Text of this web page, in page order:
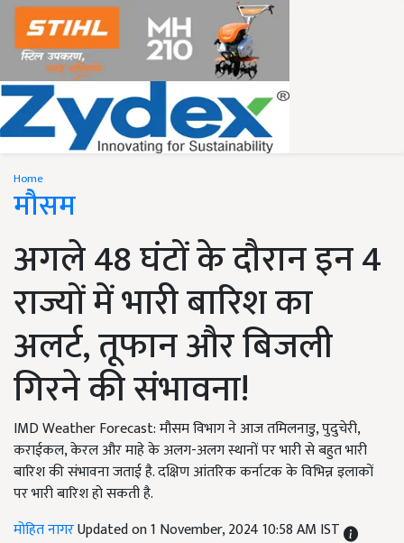
Home
मौसम
अगले 48 घंटों के दौरान इन 4
राज्यों में भारी बारिश का
अलर्ट, तूफान और बिजली
गिरने की संभावना!
IMD Weather Forecast: मौसम विभाग ने आज तमिलनाडु, पुदुचेरी,
कराईकल, केरल और माहे के अलग-अलग स्थानों पर भारी से बहुत भारी
बारिश की संभावना जताई है. दक्षिण आंतरिक कर्नाटक के विभिन्न इलाकों
पर भारी बारिश हो सकती है.
मोहित नागरUpdated on 1 November, 2024 10:58 AM IST